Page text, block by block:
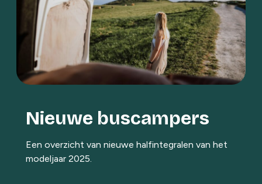
Nieuwe buscampers
Een overzicht van nieuwe halfintegralen van het
modeljaar 2025.